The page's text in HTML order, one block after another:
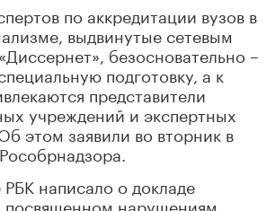
по аккредитации вузов в
выдвинутые сетевым
безосновательно –
подготовку, а к
представители
учреждений и экспертных
этом заявили во вторник в
написало о докладе
посвященном нарушениям,